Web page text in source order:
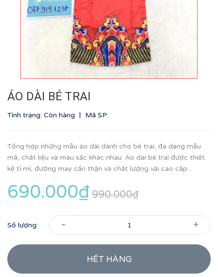
ÁO DÀI BÉ TRAI
Tình trạng: Còn hàng | Mã SP:
Tổng hợp những mẫu áo dài dành cho bé trai, đa dạng mẫu
mã, chất liệu và màu sắc khác nhau. Áo dài bé trai được thiết
kế tỉ mỉ, đường may cẩn thận và chất lượng vải cao cấp...
690.000₫ 990.000₫
Số lượng: - +
HẾT HÀNG